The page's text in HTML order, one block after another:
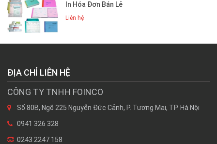
In Hóa Đơn Bán Lẻ
Liên hệ
ĐỊA CHỈ LIÊN HỆ
CÔNG TY TNHH FOINCO
Số 80B, Ngõ 225 Nguyễn Đức Cảnh, P. Tương Mai, TP. Hà Nội
0941 326 328
0243 2247 158